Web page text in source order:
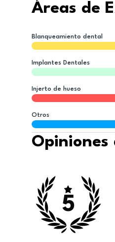
Áreas de
Blanqueamiento dental
Implantes Dentales
Injerto de hueso
Otros
Opiniones
5